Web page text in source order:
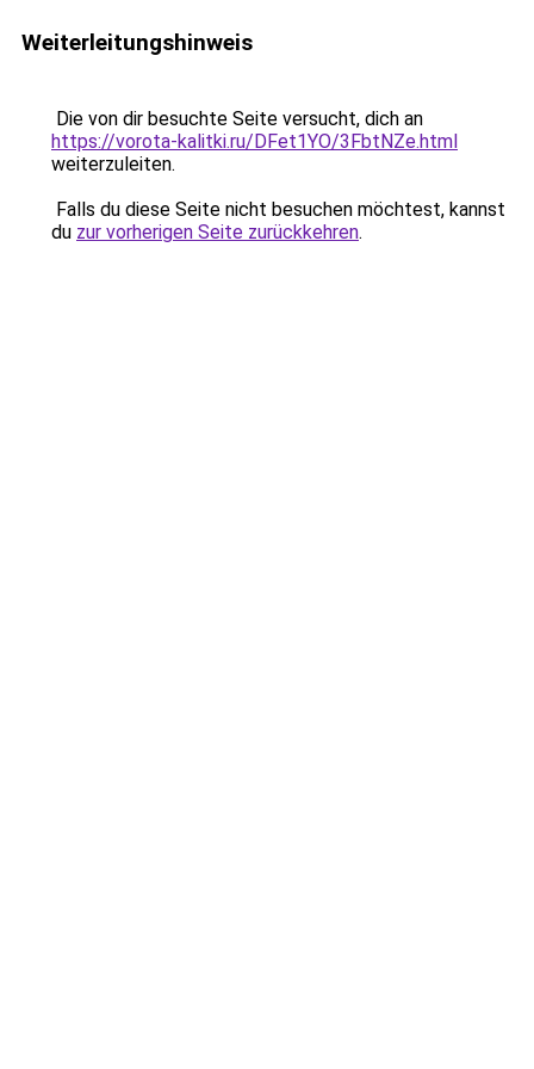
Weiterleitungshinweis
Die von dir besuchte Seite versucht, dich an
https://vorota-kalitki.ru/DFet1YO/3FbtNZe.html
weiterzuleiten.
Falls du diese Seite nicht besuchen möchtest, kannst
du zur vorherigen Seite zurückkehren.